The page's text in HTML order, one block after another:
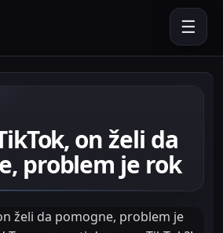
☰
on želi da
problem je rok